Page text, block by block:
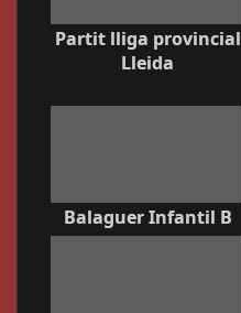
Partit lliga provincial
Lleida
Balaguer Infantil B